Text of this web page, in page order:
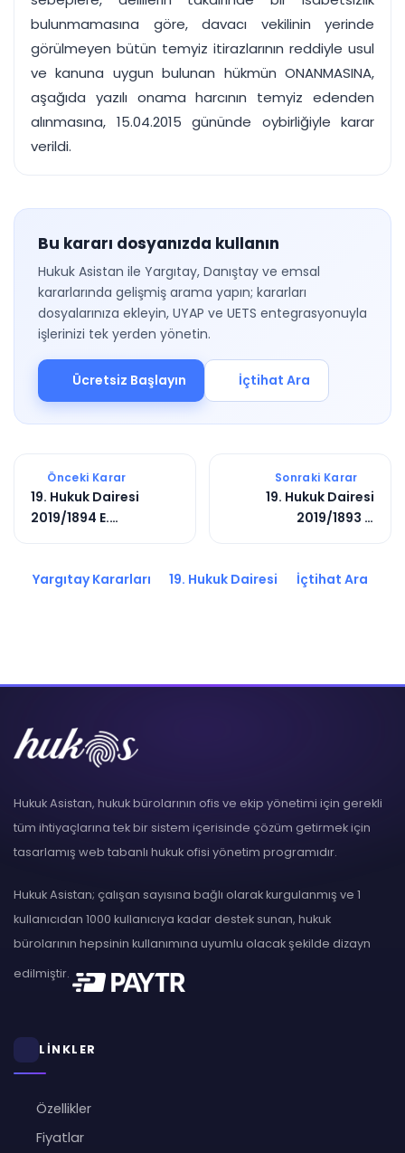
bulunmamasına göre, davacı vekilinin yerinde
görülmeyen bütün temyiz itirazlarının reddiyle usul
ve kanuna uygun bulunan hükmün ONANMASINA,
aşağıda yazılı onama harcının temyiz edenden
alınmasına, 15.04.2015 gününde oybirliğiyle karar
verildi.
Bu kararı dosyanızda kullanın
Hukuk Asistan ile Yargıtay, Danıştay ve emsal
kararlarında gelişmiş arama yapın; kararları
dosyalarınıza ekleyin, UYAP ve UETS entegrasyonuyla
işlerinizi tek yerden yönetin.
Ücretsiz Başlayın İçtihat Ara
Önceki Karar
19. Hukuk Dairesi
2019/1894 E.
Sonraki Karar
19. Hukuk Dairesi
2019/1893 E.
Yargıtay Kararları 19. Hukuk Dairesi İçtihat Ara
Hukuk Asistan, hukuk bürolarının ofis ve ekip yönetimi için gerekli
tüm ihtiyaçlarına tek bir sistem içerisinde çözüm getirmek için
tasarlamış web tabanlı hukuk ofisi yönetim programıdır.
Hukuk Asistan; çalışan sayısına bağlı olarak kurgulanmış ve 1
kullanıcıdan 1000 kullanıcıya kadar destek sunan, hukuk
bürolarının hepsinin kullanımına uyumlu olacak şekilde dizayn
edilmiştir.
LİNKLER
Özellikler
Fiyatlar